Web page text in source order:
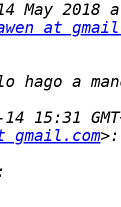
May
at
14 15:31
gmail.com